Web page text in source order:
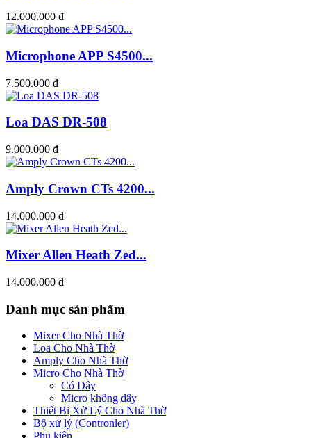
12.000.000 đ
Microphone APP S4500...
7.500.000 đ
Loa DAS DR-508
9.000.000 đ
Amply Crown CTs 4200...
14.000.000 đ
Mixer Allen Heath Zed...
14.000.000 đ
Danh mục sản phẩm
Mixer Cho Nhà Thờ
Loa Cho Nhà Thờ
Amply Cho Nhà Thờ
Micro Cho Nhà Thờ
Có Dây
Micro không dây
Thiết Bị Xử Lý Cho Nhà Thờ
Bộ xử lý (Contronler)